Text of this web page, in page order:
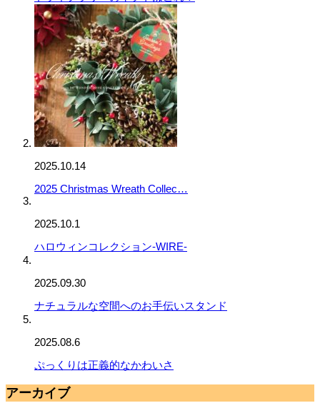
2025.10.14
2025 Christmas Wreath Collec…
2025.10.1
ハロウィンコレクション-WIRE-
2025.09.30
ナチュラルな空間へのお手伝いスタンド
2025.08.6
ぷっくりは正義的なかわいさ
アーカイブ